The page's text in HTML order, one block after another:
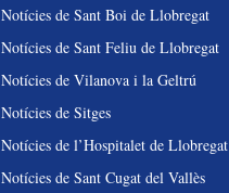
Notícies de Sant Boi de Llobregat
Notícies de Sant Feliu de Llobregat
Notícies de Vilanova i la Geltrú
Notícies de Sitges
Notícies de l’Hospitalet de Llobregat
Notícies de Sant Cugat del Vallès